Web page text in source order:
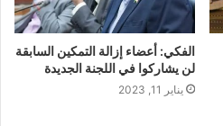
الفكي: أعضاء إزالة التمكين السابقة
لن يشاركوا في اللجنة الجديدة
يناير 11, 2023